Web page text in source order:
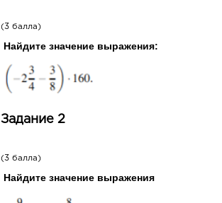
(3 балла)
Най­ди­те зна­че­ние вы­ра­же­ния:
Задание 2
(3 балла)
Най­ди­те зна­че­ние вы­ра­же­ния